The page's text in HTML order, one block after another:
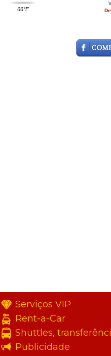
66°F
Serviços VIP
Rent-a-Car
Shuttles,
Publicidade